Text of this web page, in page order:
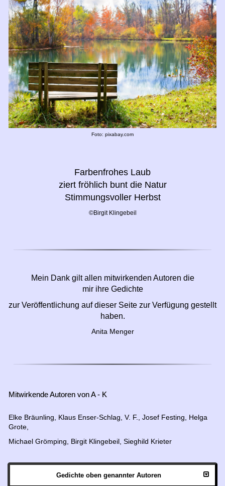
Foto: pixabay.com
Farbenfrohes Laub
ziert fröhlich bunt die Natur
Stimmungsvoller Herbst
©Birgit Klingebeil
Mein Dank gilt allen mitwirkenden Autoren die
mir ihre Gedichte
zur Veröffentlichung auf dieser Seite zur Verfügung gestellt
haben.
Anita Menger
Mitwirkende Autoren von A - K
Elke Bräunling, Klaus Enser-Schlag, V. F., Josef Festing, Helga
Grote,
Michael Grömping, Birgit Klingebeil, Sieghild Krieter
Gedichte oben genannter Autoren